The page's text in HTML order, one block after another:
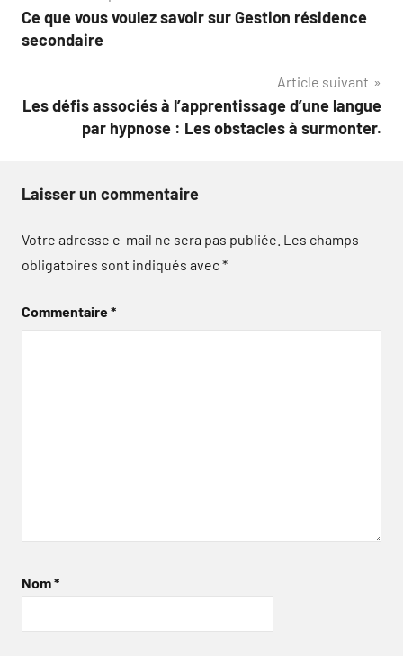
de
Ce que vous voulez savoir sur Gestion résidence
secondaire
Article suivant
Les défis associés à l’apprentissage d’une langue
par hypnose : Les obstacles à surmonter.
Laisser un commentaire
Votre adresse e-mail ne sera pas publiée. Les champs
obligatoires sont indiqués avec*
Commentaire*
Nom*